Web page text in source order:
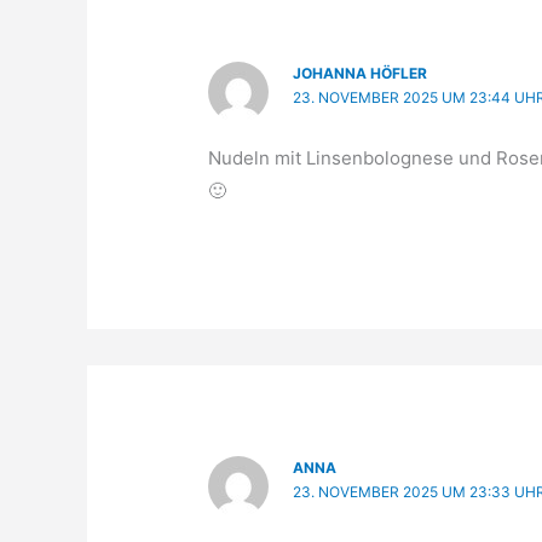
JOHANNA HÖFLER
23. NOVEMBER 2025 UM 23:44
Nudeln mit Linsenbolognese und
🙂
ANNA
23. NOVEMBER 2025 UM 23:33